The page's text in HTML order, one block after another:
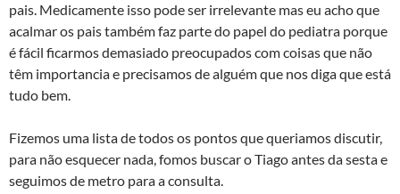
pais. Medicamente isso pode ser irrelevante mas eu acho que
acalmar os pais também faz parte do papel do pediatra porque
é fácil ficarmos demasiado preocupados com coisas que não
têm importancia e precisamos de alguém que nos diga que está
tudo bem.
Fizemos uma lista de todos os pontos que queriamos discutir,
para não esquecer nada, fomos buscar o Tiago antes da sesta e
seguimos de metro para a consulta.